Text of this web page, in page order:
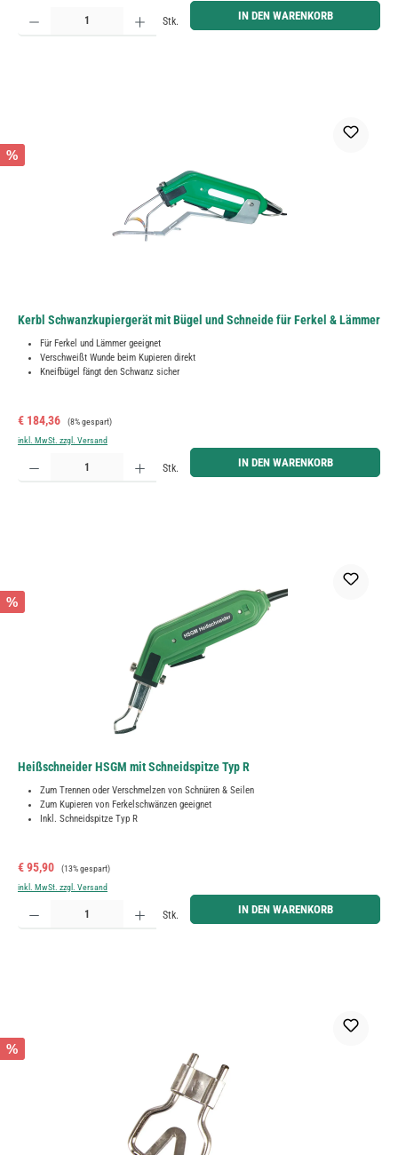
Produkt Anzahl: Gib den gewünschten Wert ein oder benutze die Schaltflächen um die Anzahl zu
Stk. IN DEN WARENKORB
%
Kerbl Schwanzkupiergerät mit Bügel und Schneide für Ferkel & Lämmer
Für Ferkel und Lämmer geeignet
Verschweißt Wunde beim Kupieren direkt
Kneifbügel fängt den Schwanz sicher
Verkaufspreis:
€ 184,36 Regulärer Preis:
(8% gespart)
inkl. MwSt. zzgl. Versand
Produkt Anzahl: Gib den gewünschten Wert ein oder benutze die Schaltflächen um die Anzahl zu
Stk. IN DEN WARENKORB
%
Heißschneider HSGM mit Schneidspitze Typ R
Zum Trennen oder Verschmelzen von Schnüren & Seilen
Zum Kupieren von Ferkelschwänzen geeignet
Inkl. Schneidspitze Typ R
Verkaufspreis:
€ 95,90 Regulärer Preis:
(13% gespart)
inkl. MwSt. zzgl. Versand
Produkt Anzahl: Gib den gewünschten Wert ein oder benutze die Schaltflächen um die Anzahl zu
Stk. IN DEN WARENKORB
%